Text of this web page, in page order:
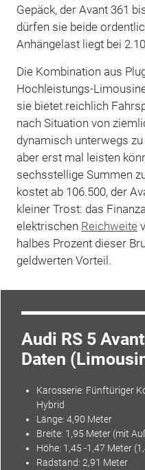
Gepäck, der Avant 361
dürfen sie beide
Anhängelast liegt bei
Die Kombination aus
Hochleistungs-
sie bietet reichlich
nach Situation von
dynamisch unterwegs
aber erst mal leisten
sechsstellige Summen
kostet ab 106.500, der
kleiner Trost: das
elektrischen Reichweite
halbes Prozent dieser
geldwerten Vorteil.
Audi RS 5
Daten
Karosserie: Fünftüriger
Hybrid
Länge: 4,90 Meter
Breite: 1,95 Meter (mit
Höhe: 1,45 -1,47 Meter
Radstand: 2,91 Meter